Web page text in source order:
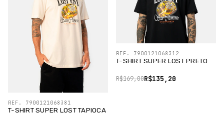
T-SHIRT SUPER LOST TAPIOCA
REF. 7900121068381
T-SHIRT SUPER LOST PRETO
R$135,20
R$169,00
REF. 7900121068312